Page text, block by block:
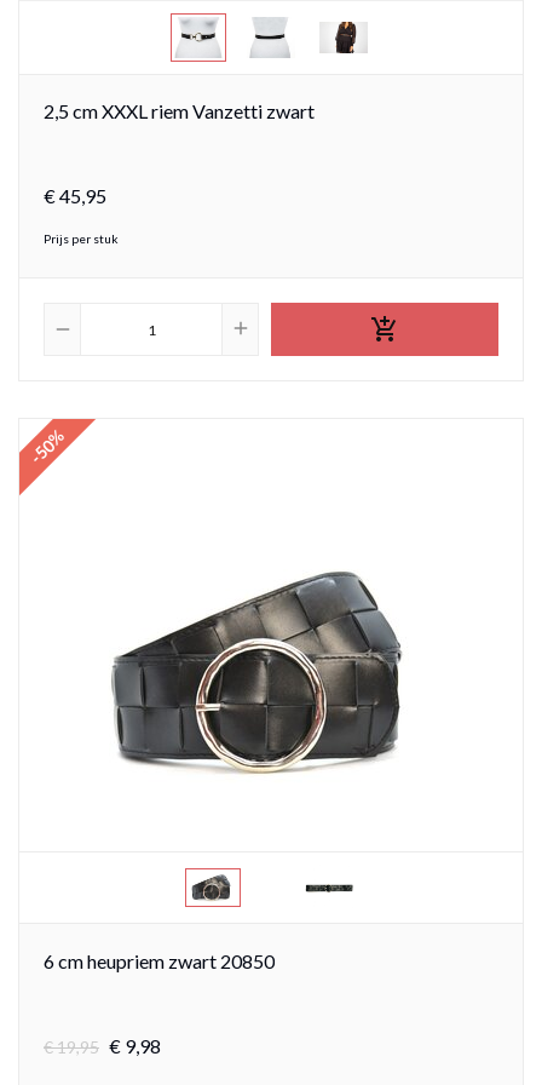
2,5 cm XXXL riem Vanzetti zwart
€45,95
Prijs per stuk
remove add 
-50%
6 cm heupriem zwart 20850
€19,95 € 9,98